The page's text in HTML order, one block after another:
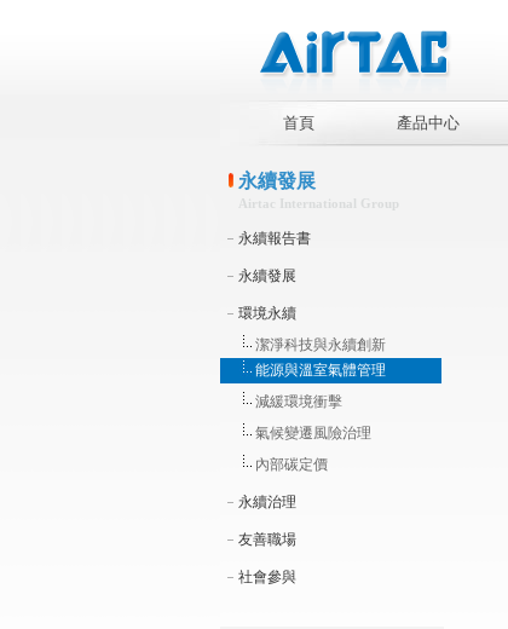
首頁 產品中心
永續發展
Airtac International Group
永續報告書
永續發展
環境永續
潔淨科技與永續創新
能源與溫室氣體管理
減緩環境衝擊
氣候變遷風險治理
內部碳定價
永續治理
友善職場
社會參與